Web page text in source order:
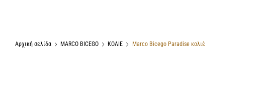
Αρχική σελίδα MARCO BICEGO ΚΟΛΙΕ Marco Bicego Paradise κολιέ